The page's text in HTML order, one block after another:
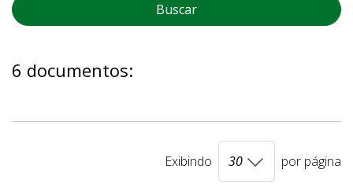
Buscar
6 documentos:
Exibindo por página